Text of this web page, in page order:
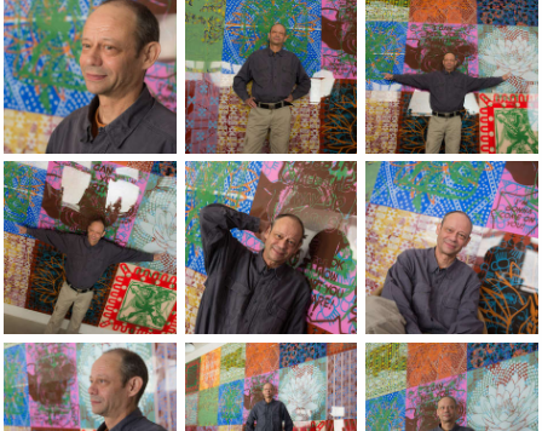
Portraits of the artist Jean-Pierre Sergent, by Lionel Georges
Portraits of the artist Jean-Pierre
Portraits of the
Portraits of the artist Jean-Pierre Sergent, by Lionel Georges
Portraits of the artist Jean-Pierre
Portraits of the